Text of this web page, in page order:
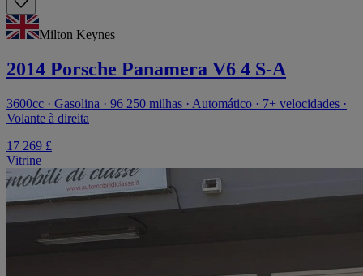
Milton Keynes
2014 Porsche Panamera V6 4 S-A
3600cc · Gasolina · 96 250 milhas · Automático · 7+ velocidades ·
Volante à direita
17 269 £
Vitrine